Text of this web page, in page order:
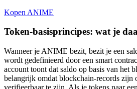
Kopen ANIME
Token-basisprincipes: wat je
Wanneer je ANIME bezit, bezit je een
wordt gedefinieerd door een smart
account toont dat saldo op basis van het
belangrijk omdat blockchain-records zijn